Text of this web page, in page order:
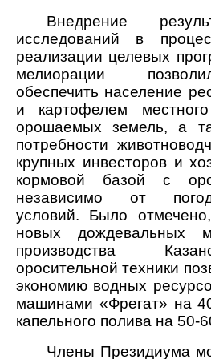
Внедрение
исследований в
реализации целевых
мелиорации
обеспечить население
и картофелем
орошаемых земель, а
потребности
крупных инвесторов и
кормовой базой с
независимо от
условий. Было
новых дождевальных
производства
оросительной техники
экономию водных
машинами «Фрегат» на
капельного полива на 50-
Члены Президиума